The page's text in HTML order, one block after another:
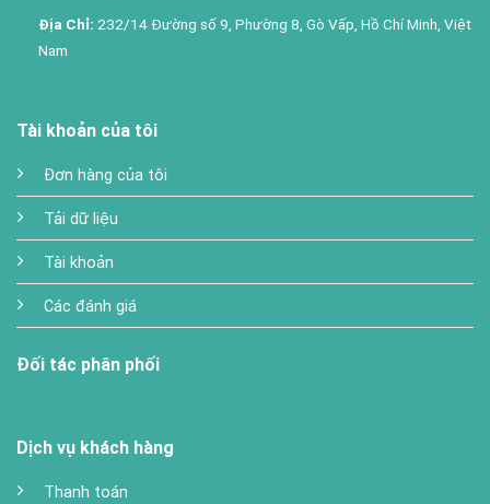
Địa Chỉ: 232/14 Đường số 9, Phường 8, Gò Vấp, Hồ Chí Minh, Việt
Nam
Tài khoản của tôi
Đơn hàng của tôi
Tải dữ liệu
Tài khoản
Các đánh giá
Đối tác phân phối
Dịch vụ khách hàng
Thanh toán